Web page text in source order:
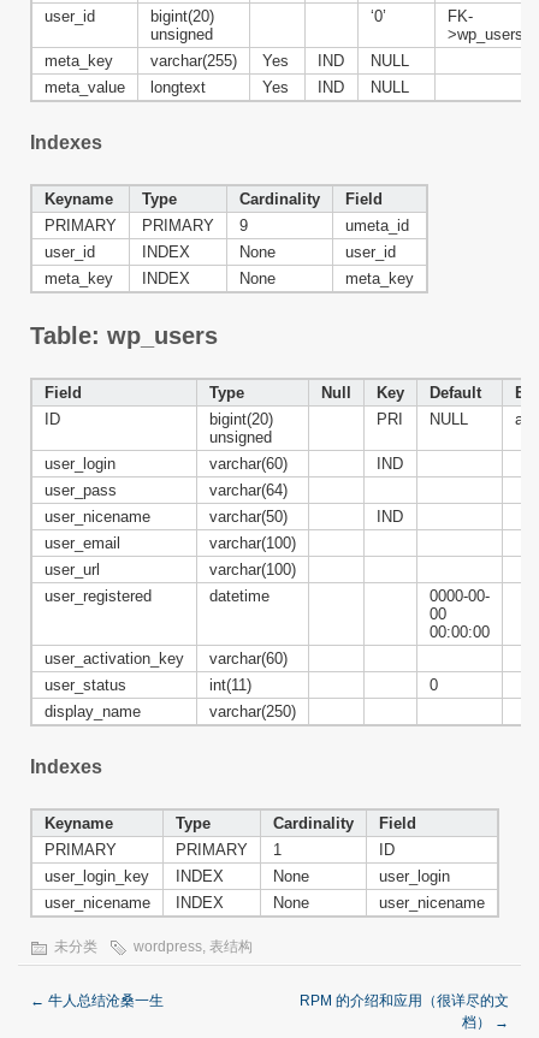
user_id
bigint(20)
unsigned
‘0’
FK-
meta_key
varchar(255) Yes IND
NULL
meta_value
longtext Yes IND NULL
Indexes
Keyname Type Cardinality
Field
PRIMARY
PRIMARY 9
umeta_id
user_id
INDEX None
user_id
meta_key
INDEX None meta_key
Table: wp_users
Field Type Null Key Default
ID
bigint(20)
unsigned
PRI NULL
user_login varchar(60)
IND
user_pass
varchar(64)
user_nicename
varchar(50)
IND
user_email
varchar(100)
user_url
varchar(100)
user_registered
datetime
0000-00-
00
00:00:00
user_activation_key
varchar(60)
user_status
int(11)
0
display_name
varchar(250)
Indexes
Keyname Type Cardinality
Field
PRIMARY
PRIMARY 1
ID
user_login_key
INDEX None
user_login
user_nicename
INDEX None user_nicename
未分类 wordpress, 表结构
← 牛人总结沧桑一生
RPM 的介绍和应用（很详尽的文
档）
→